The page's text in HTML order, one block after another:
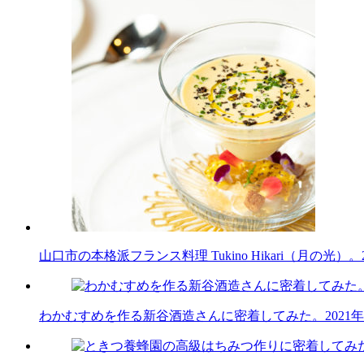
山口市の本格派フランス料理 Tukino Hikari（月の光）。
わかむすめを作る新谷酒造さんに密着してみた。 2021